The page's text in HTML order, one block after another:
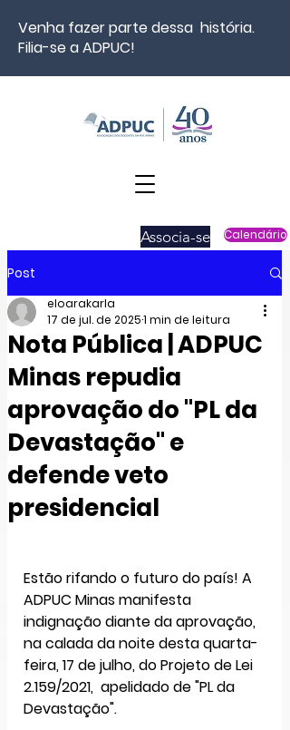
Venha fazer parte dessa história.
Filia-se a ADPUC!
Associa-se Calendário
Post
Nota Pública | ADPUC
Minas repudia
aprovação do "PL da
Devastação" e
defende veto
presidencial
eloarakarla
17 de jul. de 20251 min de leitura
Estão rifando o futuro do país! A
ADPUC Minas manifesta
indignação diante da aprovação,
na calada da noite desta quarta-
feira, 17 de julho, do Projeto de Lei
2.159/2021,  apelidado de "PL da
Devastação".